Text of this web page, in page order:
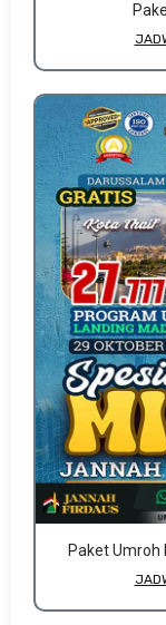
Paket Umroh